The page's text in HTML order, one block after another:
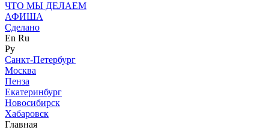
ЧТО МЫ ДЕЛАЕМ
АФИША
Сделано
En Ru
Ру
Санкт-Петербург
Москва
Пенза
Екатеринбург
Новосибирск
Хабаровск
Главная